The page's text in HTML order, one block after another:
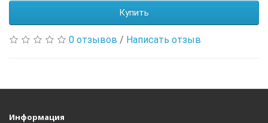
Купить
0 отзывов / Написать отзыв
Информация